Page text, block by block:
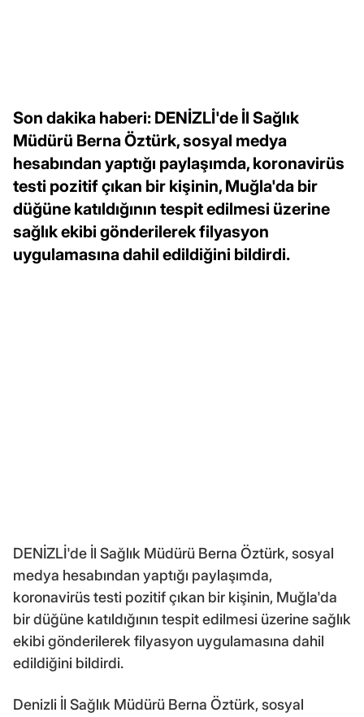
Son dakika haberi: DENİZLİ'de İl Sağlık
Müdürü Berna Öztürk, sosyal medya
hesabından yaptığı paylaşımda, koronavirüs
testi pozitif çıkan bir kişinin, Muğla'da bir
düğüne katıldığının tespit edilmesi üzerine
sağlık ekibi gönderilerek filyasyon
uygulamasına dahil edildiğini bildirdi.
DENİZLİ'de İl Sağlık Müdürü Berna Öztürk, sosyal
medya hesabından yaptığı paylaşımda,
koronavirüs testi pozitif çıkan bir kişinin, Muğla'da
bir düğüne katıldığının tespit edilmesi üzerine sağlık
ekibi gönderilerek filyasyon uygulamasına dahil
edildiğini bildirdi.
Denizli İl Sağlık Müdürü Berna Öztürk, sosyal